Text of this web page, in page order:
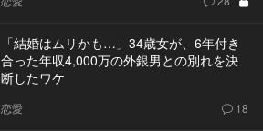
「結婚はムリかも…」34歳女が、6年付き
合った年収4,000万の外銀男との別れを決
断したワケ
恋愛 18